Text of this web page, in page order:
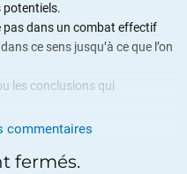
potentiels.
pas dans un combat effectif
ce sens jusqu’à ce que l’on
les conclusions qui
commentaires
fermés.